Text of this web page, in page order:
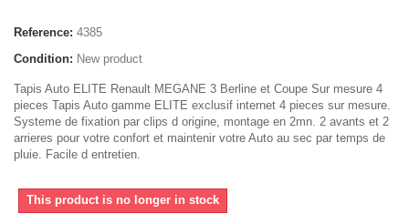
Reference: 4385
Condition: New product
Tapis Auto ELITE Renault MEGANE 3 Berline et Coupe Sur mesure 4
pieces Tapis Auto gamme ELITE exclusif internet 4 pieces sur mesure.
Systeme de fixation par clips d origine, montage en 2mn. 2 avants et 2
arrieres pour votre confort et maintenir votre Auto au sec par temps de
pluie. Facile d entretien.
This product is no longer in stock